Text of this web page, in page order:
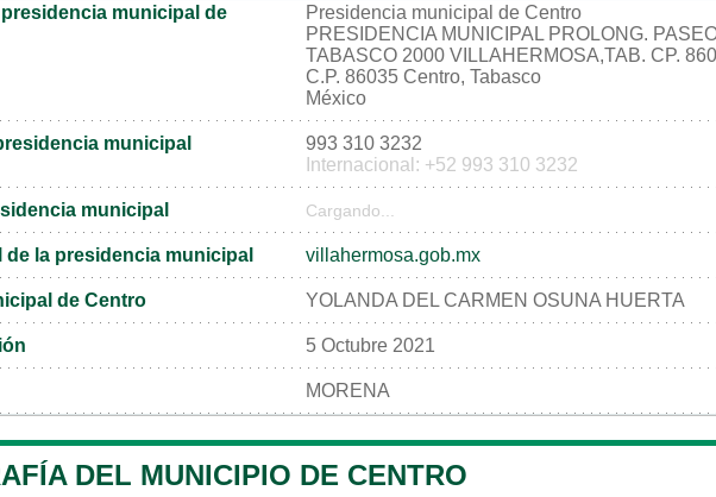
municipal de
Presidencia municipal de Centro
PRESIDENCIA MUNICIPAL PROLONG.
TABASCO 2000 VILLAHERMOSA,TAB. CP.
C.P. 86035 Centro, Tabasco
México
municipal
993 310 3232
Internacional: +52 993 310 3232
municipal Cargando...
la presidencia municipal villahermosa.gob.mx
de Centro YOLANDA DEL CARMEN OSUNA HUERTA
5 Octubre 2021
MORENA
DEL MUNICIPIO DE CENTRO